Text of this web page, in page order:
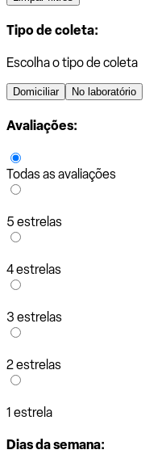
Tipo de coleta:
Escolha o tipo de coleta
Domiciliar No laboratório
Avaliações:
Todas as avaliações
5 estrelas
4 estrelas
3 estrelas
2 estrelas
1 estrela
Dias da semana: